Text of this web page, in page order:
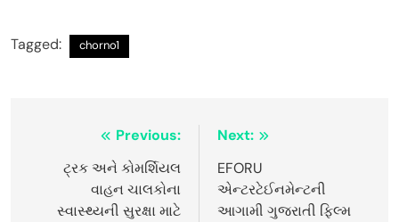
Tagged: chorno1
navigation
Previous:
ટ્રક અને કોમર્શિયલ
વાહન ચાલકોના
સ્વાસ્થ્યની સુરક્ષા માટે
Next:
EFORU
એન્ટરટેઈનમેન્ટની
આગામી ગુજરાતી ફિલ્મ